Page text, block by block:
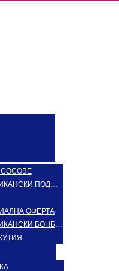
ОФЕРТА
МЕКСИКАНСКИ БОНБОНИ